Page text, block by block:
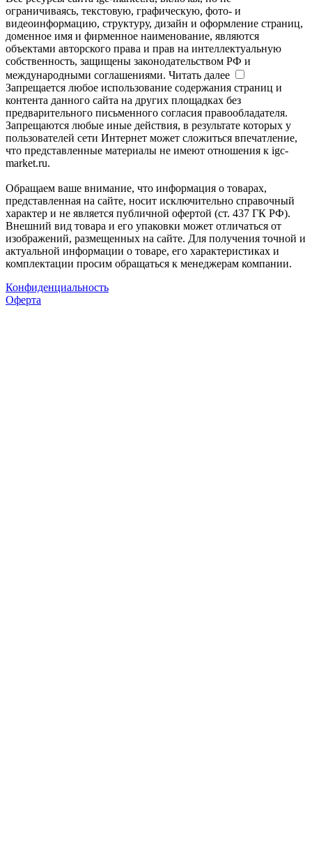
ограничиваясь, текстовую, графическую, фото- и
видеоинформацию, структуру, дизайн и оформление страниц,
доменное имя и фирменное наименование, являются
объектами авторского права и прав на интеллектуальную
собственность, защищены законодательством РФ и
международными соглашениями. Читать далее
Запрещается любое использование содержания страниц и
контента данного сайта на других площадках без
предварительного письменного согласия правообладателя.
Запрещаются любые иные действия, в результате которых у
пользователей сети Интернет может сложиться впечатление,
что представленные материалы не имеют отношения к igc-
market.ru.
Обращаем ваше внимание, что информация о товарах,
представленная на сайте, носит исключительно справочный
характер и не является публичной офертой (ст. 437 ГК РФ).
Внешний вид товара и его упаковки может отличаться от
изображений, размещенных на сайте. Для получения точной и
актуальной информации о товаре, его характеристиках и
комплектации просим обращаться к менеджерам компании.
Конфиденциальность
Оферта